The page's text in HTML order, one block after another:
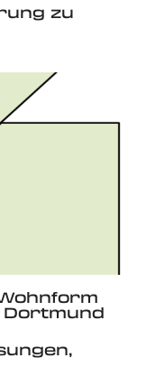
zu
Dortmund